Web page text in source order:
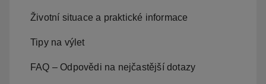
Životní situace a praktické informace
Tipy na výlet
FAQ – Odpovědi na nejčastější dotazy